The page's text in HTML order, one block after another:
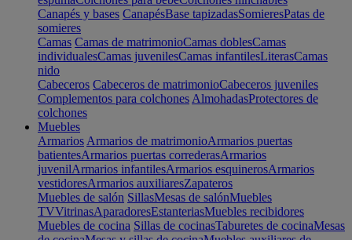
Canapés y bases CanapésBase tapizadasSomieresPatas de
somieres
Camas Camas de matrimonioCamas doblesCamas
individualesCamas juvenilesCamas infantilesLiterasCamas
nido
Cabeceros Cabeceros de matrimonioCabeceros juveniles
Complementos para colchones AlmohadasProtectores de
colchones
Muebles
Armarios Armarios de matrimonioArmarios puertas
batientesArmarios puertas correderasArmarios
juvenilArmarios infantilesArmarios esquinerosArmarios
vestidoresArmarios auxiliaresZapateros
Muebles de salón SillasMesas de salónMuebles
TVVitrinasAparadoresEstanteriasMuebles recibidores
Muebles de cocina Sillas de cocinasTaburetes de cocinaMesas